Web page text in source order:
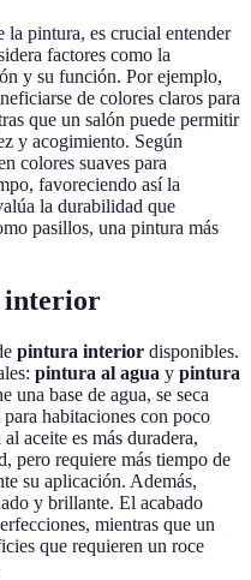
la pintura, es crucial entender
factores como la
y su función. Por ejemplo,
de colores claros para
que un salón puede permitir
y acogimiento. Según
colores suaves para
favoreciendo así la
la durabilidad que
pasillos, una pintura más
interior
pintura interior disponibles.
pintura al agua y pintura
una base de agua, se seca
habitaciones con poco
aceite es más duradera,
pero requiere más tiempo de
su aplicación. Además,
y brillante. El acabado
mientras que un
que requieren un roce